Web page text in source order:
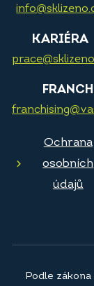
KARIÉRA
Ochrana
osobních
údajů
Podle